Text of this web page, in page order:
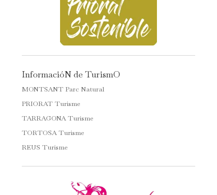
InformacióN de TurismO
MONTSANT Parc Natural
PRIORAT Turisme
TARRAGONA Turisme
TORTOSA Turisme
REUS Turisme